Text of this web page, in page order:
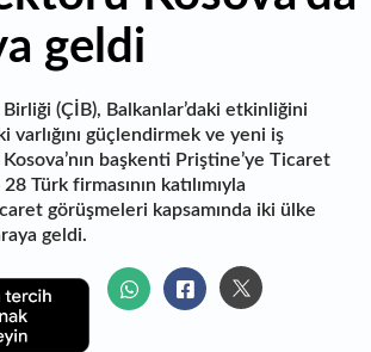
geldi
(ÇİB), Balkanlar’daki etkinliğini
varlığını güçlendirmek ve yeni iş
başkenti Priştine’ye Ticaret
Türk firmasının katılımıyla
görüşmeleri kapsamında iki ülke
geldi.